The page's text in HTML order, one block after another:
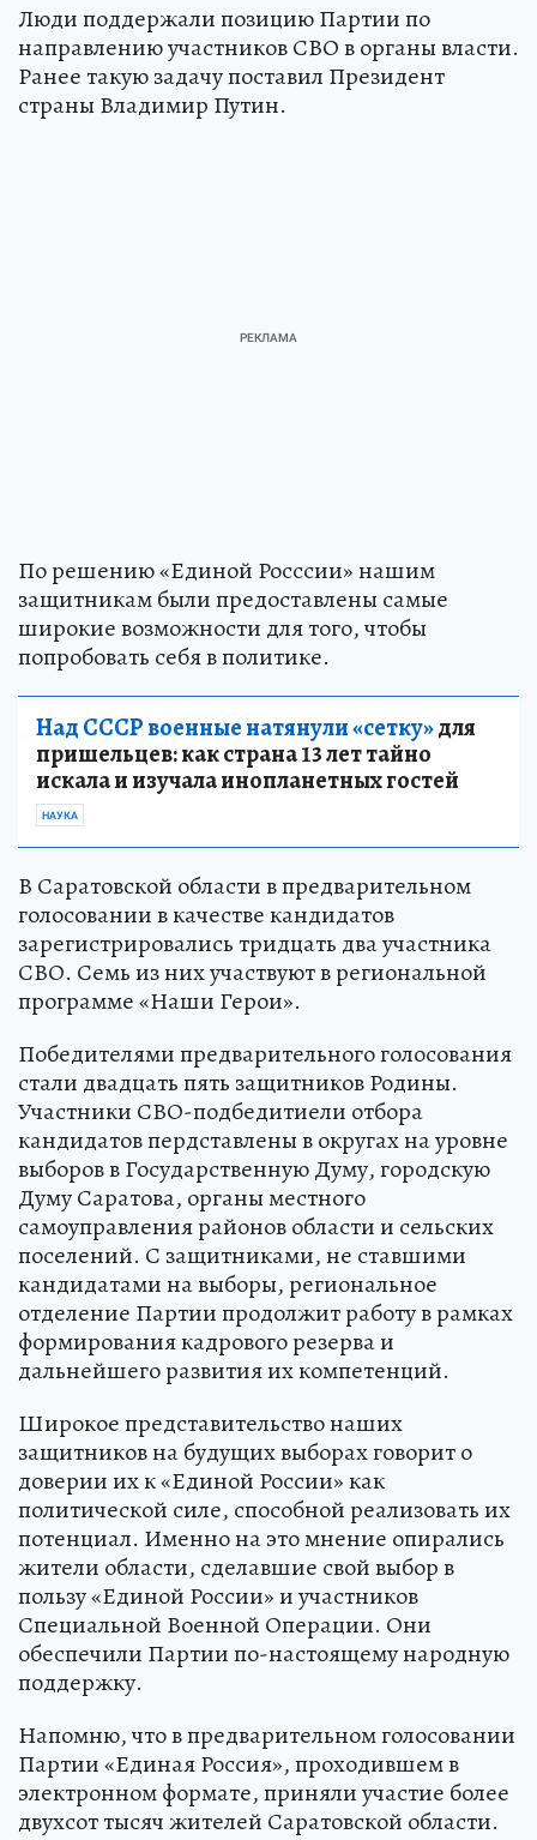
Люди поддержали позицию Партии по
направлению участников СВО в органы власти.
Ранее такую задачу поставил Президент
страны Владимир Путин.
По решению «Единой Росссии» нашим
защитникам были предоставлены самые
широкие возможности для того, чтобы
попробовать себя в политике.
Над СССР военные натянули «сетку»для
пришельцев: как страна 13 лет тайно
искала и изучала инопланетных гостей
НАУКА
В Саратовской области в предварительном
голосовании в качестве кандидатов
зарегистрировались тридцать два участника
СВО. Семь из них участвуют в региональной
программе «Наши Герои».
Победителями предварительного голосования
стали двадцать пять защитников Родины.
Участники СВО-подбедитиели отбора
кандидатов пердставлены в округах на уровне
выборов в Государственную Думу, городскую
Думу Саратова, органы местного
самоуправления районов области и сельских
поселений. С защитниками, не ставшими
кандидатами на выборы, региональное
отделение Партии продолжит работу в рамках
формирования кадрового резерва и
дальнейшего развития их компетенций.
Широкое представительство наших
защитников на будущих выборах говорит о
доверии их к «Единой России» как
политической силе, способной реализовать их
потенциал. Именно на это мнение опирались
жители области, сделавшие свой выбор в
пользу «Единой России» и участников
Специальной Военной Операции. Они
обеспечили Партии по-настоящему народную
поддержку.
Напомню, что в предварительном голосовании
Партии «Единая Россия», проходившем в
электронном формате, приняли участие более
двухсот тысяч жителей Саратовской области.